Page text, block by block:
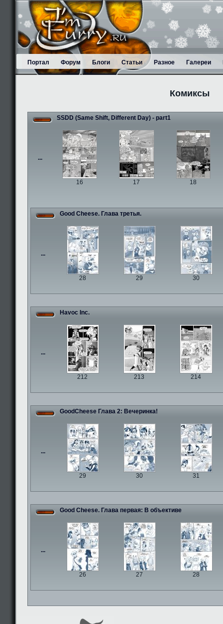
Портал Форум Блоги Статьи Разное Галереи
Комиксы
SSDD (Same Shift, Different Day) - part1
...
16 17 18
Good Cheese. Глава третья.
...
28 29 30
Havoc Inc.
...
212 213 214
GoodCheese Глава 2: Вечеринка!
...
29 30 31
Good Cheese. Глава первая: В объективе
...
26 27 28